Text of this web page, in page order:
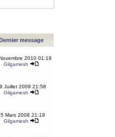
message
2010 01:19
Gilgamesh
Juillet 2009 21:58
Gilgamesh
Mars 2008 21:19
Gilgamesh